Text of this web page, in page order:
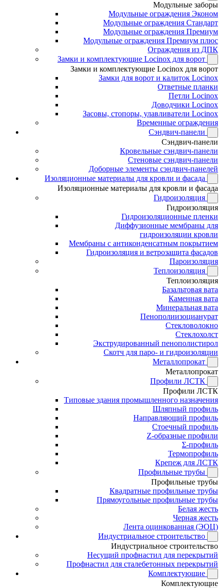
Модульные заборы
Модульные ограждения Эконом
Модульные ограждения Стандарт
Модульные ограждения Премиум
Модульные ограждения Премиум плюс
Ограждения из ДПК
Замки и комплектующие Locinox для ворот
Замки и комплектующие Locinox для ворот
Замки для ворот и калиток Locinox
Ответные планки
Петли Locinox
Доводчики Locinox
Засовы, стопоры, улавливатели Locinox
Временные ограждения
Сэндвич-панели
Сэндвич-панели
Кровельные сэндвич-панели
Стеновые сэндвич-панели
Доборные элементы сэндвич-панелей
Изоляционные материалы для кровли и фасада
Изоляционные материалы для кровли и фасада
Гидроизоляция
Гидроизоляция
Гидроизоляционные пленки
Диффузионные мембраны для
гидроизоляции кровли
Мембраны с антиконденсатным покрытием
Гидроизоляция и ветрозащита фасадов
Пароизоляция
Теплоизоляция
Теплоизоляция
Базальтовая вата
Каменная вата
Минеральная вата
Пенополиизоцианурат
Стекловолокно
Стеклохолст
Экструдированный пенополистирол
Скотч для паро- и гидроизоляции
Металлопрокат
Металлопрокат
Профили ЛСТК
Профили ЛСТК
Типовые здания промышленного назначения
Шляпный профиль
Направляющий профиль
Стоечный профиль
Z-образные профили
Σ-профиль
Термопрофиль
Крепеж для ЛСТК
Профильные трубы
Профильные трубы
Квадратные профильные трубы
Прямоугольные профильные трубы
Белая жесть
Черная жесть
Лента оцинкованная (ЭОЦ)
Индустриальное строительство
Индустриальное строительство
Несущий профнастил для перекрытий
Профнастил для сталебетонных перекрытий
Комплектующие
Комплектующие